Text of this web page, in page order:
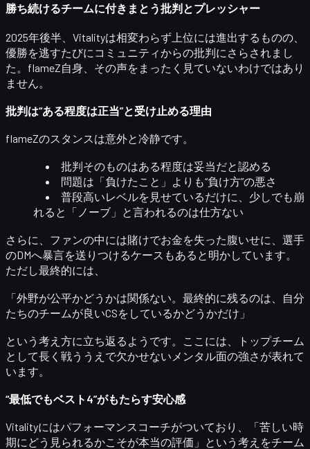
勝ち続けるチームに付きまとう批判とプレッシャー
2025年後半、Vitalityは相変わらず上位には進出するものの、
優勝を逃すたびにコミュニティからの批判にさらされまし
た。flameZ自身、その声をまったく見ていないわけではあり
ません。
批判は“ある程度は正当”と受け止める理由
flameZのスタンスは意外と冷静です。
批判そのものはある程度は妥当だと認める
問題は「負けたこと」よりも“負け方”の悪さ
普段高いレベルを見せているだけに、少しでも崩
れると「ノーブ」と言われるのは仕方ない
さらに、ファンの中には賭けでお金を失った腹いせに、選手
のDMへ暴言を送りつけるケースもあると明かしています。
ただし最終的には、
「外野が公平かどうかは関係ない。最終的に残るのは、自分
たちのチームが良いCSをしているかどうかだけ」
という考え方に立ち返るようです。ここには、トップチーム
として長く戦ううえで欠かせないメンタル面の強さが表れて
います。
“最低でもベスト4”がもたらす安心感
Vitalityにはパフォーマンスコーチがついており、「苦しい時
期にどう見られるかこそが本当の評価」という考えをチーム